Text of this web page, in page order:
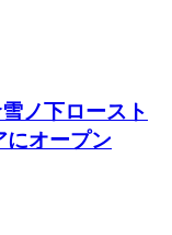
ノ下ロースト
にオープン